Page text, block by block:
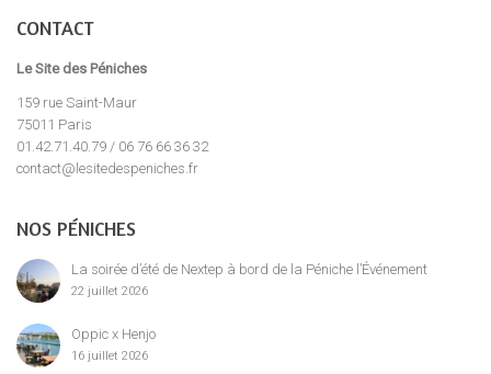
CONTACT
Le Site des Péniches
159 rue Saint-Maur
75011 Paris
01.42.71.40.79 / 06 76 66 36 32
contact@lesitedespeniches.fr
NOS PÉNICHES
La soirée d’été de Nextep à bord de la Péniche l’Événement
22 juillet 2026
Oppic x Henjo
16 juillet 2026